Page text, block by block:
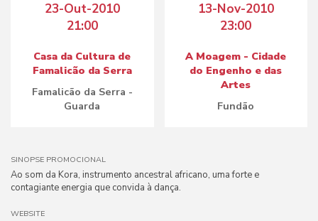
23-Out-2010
21:00
Casa da Cultura de
Famalicão da Serra
Famalicão da Serra -
Guarda
13-Nov-2010
23:00
A Moagem - Cidade
do Engenho e das
Artes
Fundão
SINOPSE PROMOCIONAL
Ao som da Kora, instrumento ancestral africano, uma forte e
contagiante energia que convida à dança.
WEBSITE